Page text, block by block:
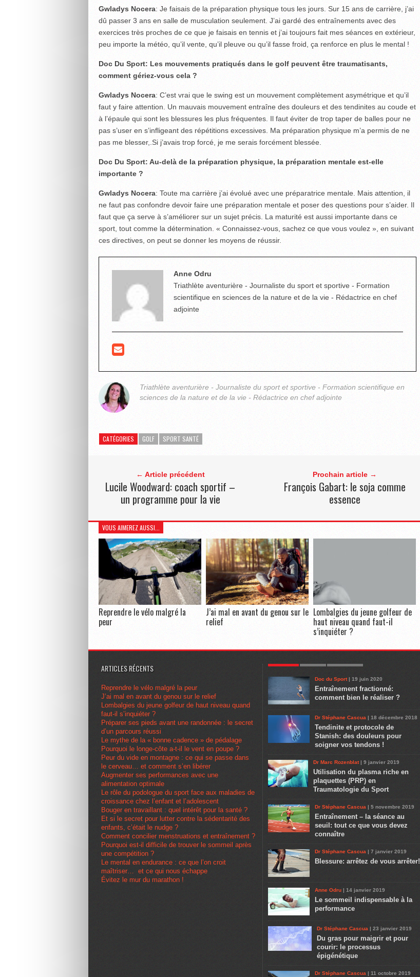
Gwladys Nocera: Je faisais de la préparation physique tous les jours. Sur 15 ans de carrière, j’ai
dû passer 3 ans en salle de musculation seulement. J’ai gardé des entraînements avec des
exercices très proches de ce que je faisais en tennis et j’ai toujours fait mes séances en extérieur,
peu importe la météo, qu’il vente, qu’il pleuve ou qu’il fasse froid, ça renforce en plus le mental !
Doc Du Sport: Les mouvements pratiqués dans le golf peuvent être traumatisants,
comment gériez-vous cela ?
Gwladys Nocera: C’est vrai que le swing est un mouvement complètement asymétrique et qu’il
faut y faire attention. Un mauvais mouvement entraîne des douleurs et des tendinites au coude et
à l’épaule qui sont les blessures les plus fréquentes. Il faut éviter de trop taper de balles pour ne
pas s’user en s’infligeant des répétitions excessives. Ma préparation physique m’a permis de ne
pas me blesser,.Si j’avais trop forcé, je me serais forcément blessée.
Doc Du Sport: Au-delà de la préparation physique, la préparation mentale est-elle
importante ?
Gwladys Nocera: Toute ma carrière j’ai évolué avec une préparatrice mentale. Mais attention, il
ne faut pas confondre devoir faire une préparation mentale et poser des questions pour s’aider. Il
faut que ça serve à s’améliorer sur un sujet précis. La maturité est aussi importante dans ce
sport, tout comme la détermination. « Connaissez-vous, sachez ce que vous voulez », en suivant
ces directives, on peut se donner les moyens de réussir.
Anne Odru
Triathlète aventurière - Journaliste du sport et sportive - Formation
scientifique en sciences de la nature et de la vie - Rédactrice en chef
adjointe
Triathlète aventurière - Journaliste du sport et sportive - Formation scientifique en
sciences de la nature et de la vie - Rédactrice en chef adjointe
CATÉGORIES GOLF SPORT SANTÉ
← Article précédent
Lucile Woodward: coach sportif –
un programme pour la vie
Prochain article →
François Gabart: le soja comme
essence
VOUS AIMEREZ AUSSI...
Reprendre le vélo malgré la
peur
J’ai mal en avant du genou sur le
relief
Lombalgies du jeune golfeur de
haut niveau quand faut-il
s’inquiéter ?
ARTICLES RÉCENTS
Reprendre le vélo malgré la peur
J’ai mal en avant du genou sur le relief
Lombalgies du jeune golfeur de haut niveau quand
faut-il s’inquiéter ?
Préparer ses pieds avant une randonnée : le secret
d’un parcours réussi
Le mythe de la « bonne cadence » de pédalage
Pourquoi le longe-côte a-t-il le vent en poupe ?
Peur du vide en montagne : ce qui se passe dans
le cerveau… et comment s’en libérer
Augmenter ses performances avec une
alimentation optimale
Le rôle du podologue du sport face aux maladies de
croissance chez l’enfant et l’adolescent
Bouger en travaillant : quel intérêt pour la santé ?
Et si le secret pour lutter contre la sédentarité des
enfants, c’était le nudge ?
Comment concilier menstruations et entraînement ?
Pourquoi est-il difficile de trouver le sommeil après
une compétition ?
Le mental en endurance : ce que l’on croit
maîtriser… et ce qui nous échappe
Évitez le mur du marathon !
Doc du Sport | 19 juin 2020
Entraînement fractionné:
comment bien le réaliser ?
Dr Stéphane Cascua | 18 décembre 2018
Tendinite et protocole de
Stanish: des douleurs pour
soigner vos tendons !
Dr Marc Rozenblat| 9 janvier 2019
Utilisation du plasma riche en
plaquettes (PRP) en
Traumatologie du Sport
Dr Stéphane Cascua | 5 novembre 2019
Entraînement – la séance au
seuil: tout ce que vous devez
connaître
Dr Stéphane Cascua | 7 janvier 2019
Blessure: arrêtez de vous arrêter!
Anne Odru | 14 janvier 2019
Le sommeil indispensable à la
performance
Dr Stéphane Cascua | 23 janvier 2019
Du gras pour maigrir et pour
courir: le processus
épigénétique
Dr Stéphane Cascua | 11 octobre 2019